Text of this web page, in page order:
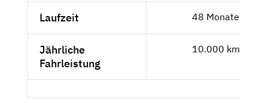
Laufzeit 48 Monate
Jährliche
Fahrleistung
10.000 km